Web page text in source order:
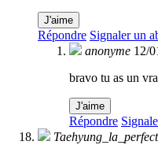
J'aime
Répondre Signaler un
anonyme 12/
bravo tu as un
J'aime
Répondre